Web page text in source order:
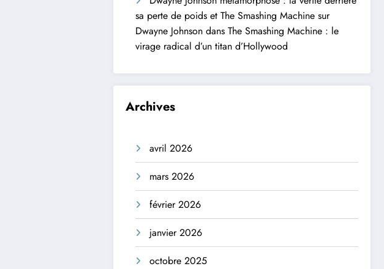
sa perte de poids et The Smashing Machine sur
Dwayne Johnson dans The Smashing Machine : le
virage radical d’un titan d’Hollywood
Archives
avril 2026
mars 2026
février 2026
janvier 2026
octobre 2025